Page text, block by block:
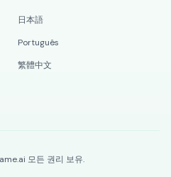
日本語
Português
繁體中文
모든 권리 보유.